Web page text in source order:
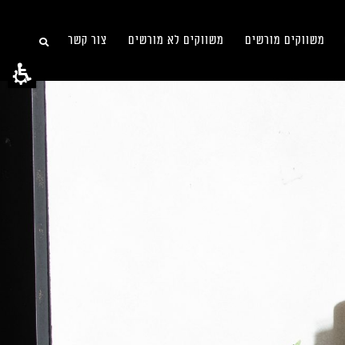
משווקים מורשים משווקים לא מורשים צור קשר